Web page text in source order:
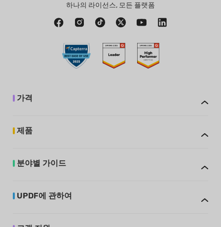
하나의 라이선스, 모든 플랫폼
가격
제품
분야별 가이드
UPDF에 관하여